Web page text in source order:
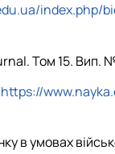
index.php/
Том 15. Вип.
https://
в умовах